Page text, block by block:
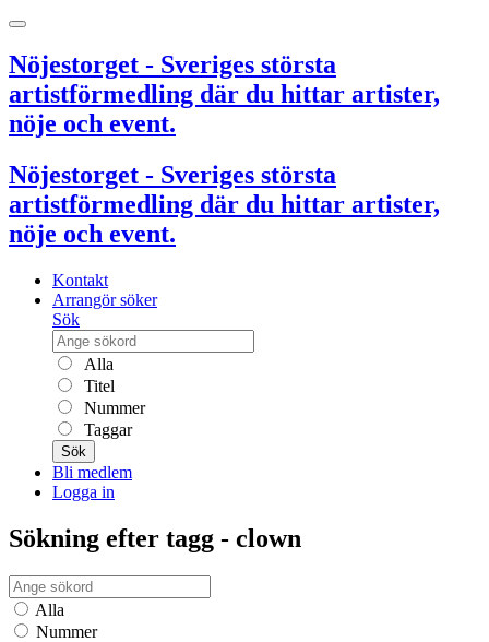
Nöjestorget - Sveriges största
artistförmedling där du hittar artister,
nöje och event.
Nöjestorget - Sveriges största
artistförmedling där du hittar artister,
nöje och event.
Kontakt
Arrangör söker
Sök
Alla
Titel
Nummer
Taggar
Sök
Bli medlem
Logga in
Sökning efter tagg - clown
Alla
Nummer